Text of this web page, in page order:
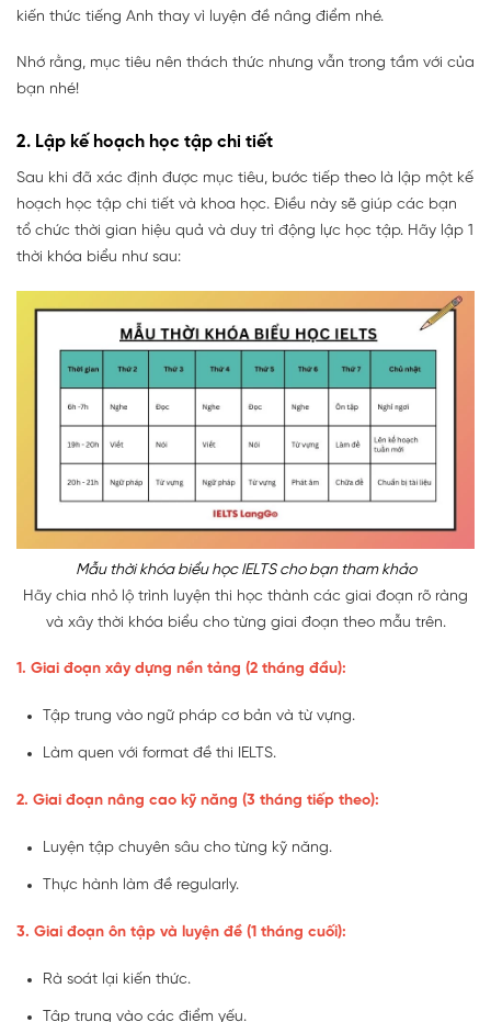
kiến thức tiếng Anh thay vì luyện đề nâng điểm nhé.
Nhớ rằng, mục tiêu nên thách thức nhưng vẫn trong tầm với của
bạn nhé!
2. Lập kế hoạch học tập chi tiết
Sau khi đã xác định được mục tiêu, bước tiếp theo là lập một kế
hoạch học tập chi tiết và khoa học. Điều này sẽ giúp các bạn
tổ chức thời gian hiệu quả và duy trì động lực học tập. Hãy lập 1
thời khóa biểu như sau:
Mẫu thời khóa biểu học IELTS cho bạn tham khảo
Hãy chia nhỏ lộ trình luyện thi học thành các giai đoạn rõ ràng
và xây thời khóa biểu cho từng giai đoạn theo mẫu trên.
1. Giai đoạn xây dựng nền tảng (2 tháng đầu):
Tập trung vào ngữ pháp cơ bản và từ vựng.
Làm quen với format đề thi IELTS.
2. Giai đoạn nâng cao kỹ năng (3 tháng tiếp theo):
Luyện tập chuyên sâu cho từng kỹ năng.
Thực hành làm đề regularly.
3. Giai đoạn ôn tập và luyện đề (1 tháng cuối):
Rà soát lại kiến thức.
Tập trung vào các điểm yếu.